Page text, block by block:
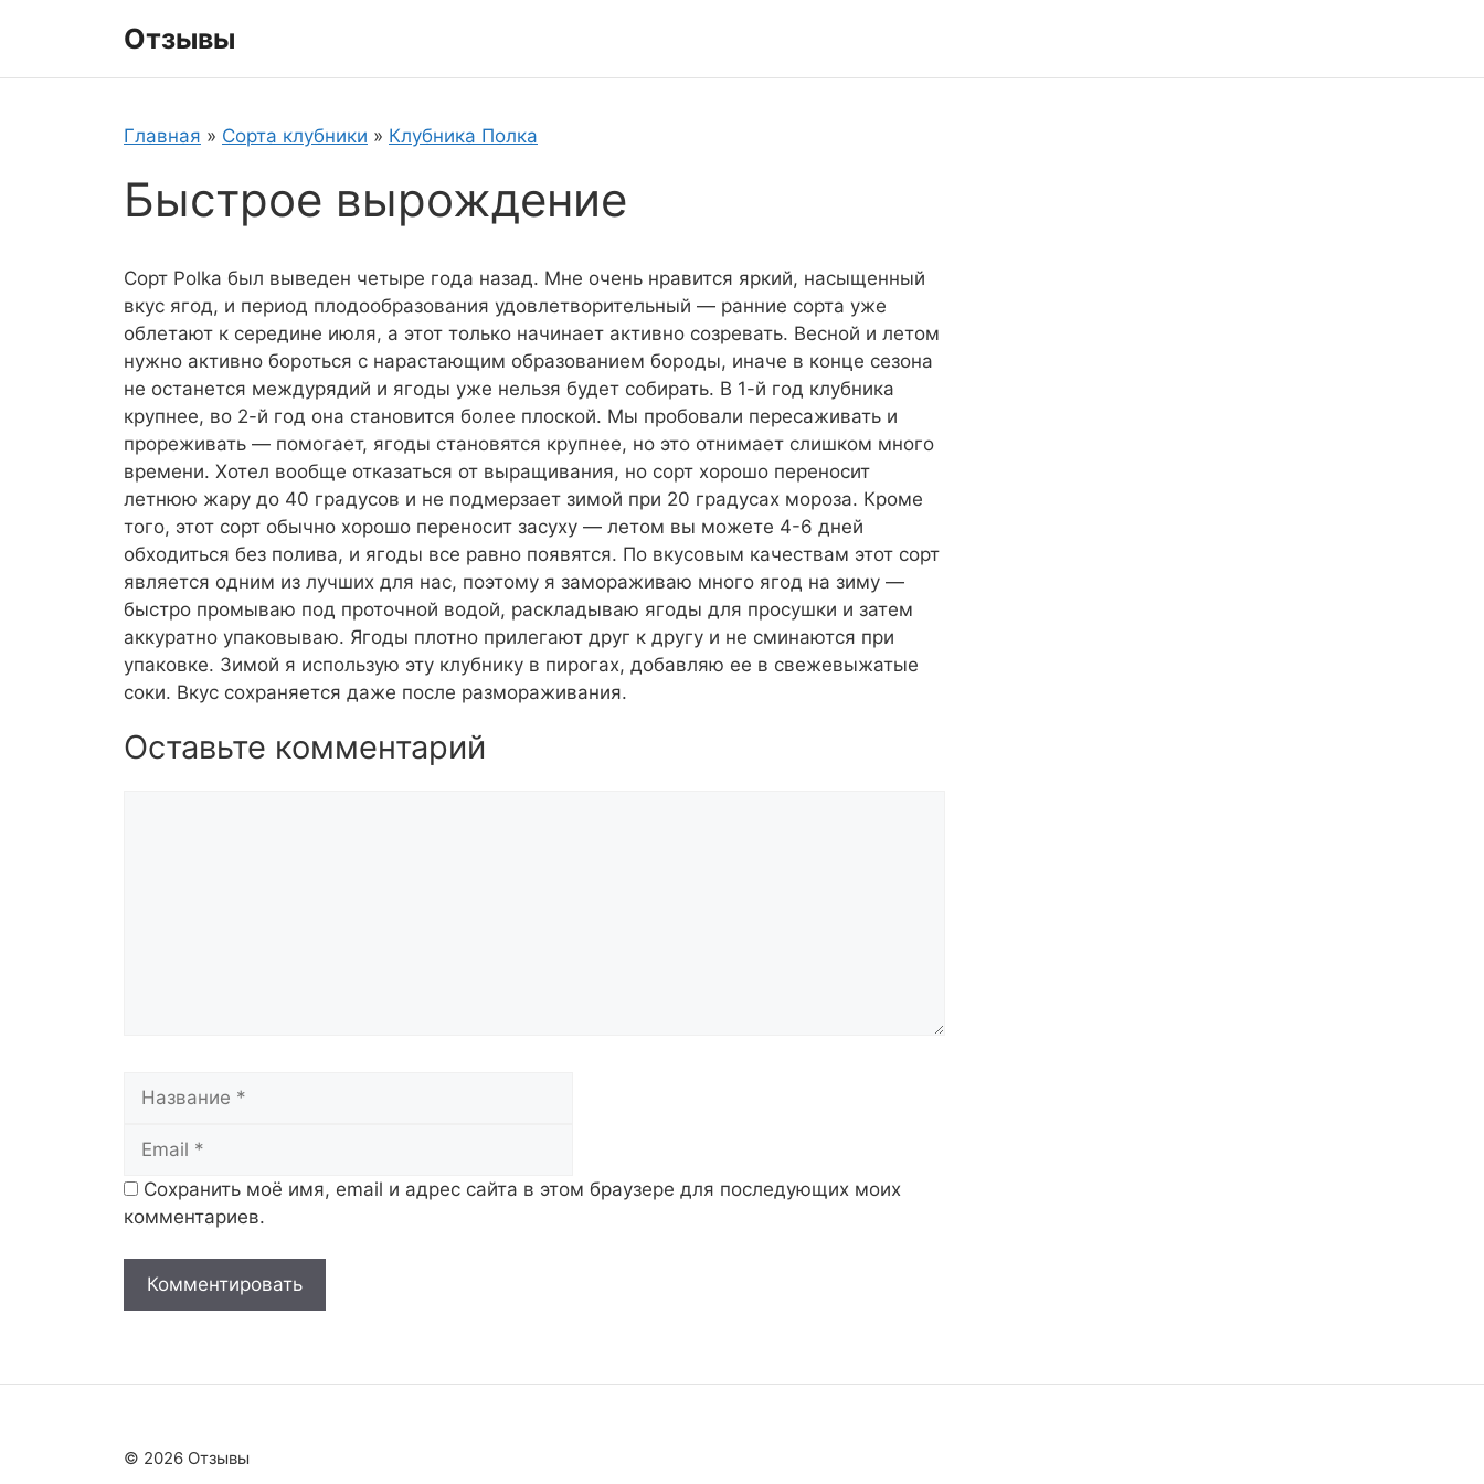
Отзывы
Главная » Сорта клубники » Клубника Полка
Быстрое вырождение
Сорт Polka был выведен четыре года назад. Мне очень нравится яркий, насыщенный
вкус ягод, и период плодообразования удовлетворительный — ранние сорта уже
облетают к середине июля, а этот только начинает активно созревать. Весной и летом
нужно активно бороться с нарастающим образованием бороды, иначе в конце сезона
не останется междурядий и ягоды уже нельзя будет собирать. В 1-й год клубника
крупнее, во 2-й год она становится более плоской. Мы пробовали пересаживать и
прореживать — помогает, ягоды становятся крупнее, но это отнимает слишком много
времени. Хотел вообще отказаться от выращивания, но сорт хорошо переносит
летнюю жару до 40 градусов и не подмерзает зимой при 20 градусах мороза. Кроме
того, этот сорт обычно хорошо переносит засуху — летом вы можете 4-6 дней
обходиться без полива, и ягоды все равно появятся. По вкусовым качествам этот сорт
является одним из лучших для нас, поэтому я замораживаю много ягод на зиму —
быстро промываю под проточной водой, раскладываю ягоды для просушки и затем
аккуратно упаковываю. Ягоды плотно прилегают друг к другу и не сминаются при
упаковке. Зимой я использую эту клубнику в пирогах, добавляю ее в свежевыжатые
соки. Вкус сохраняется даже после размораживания.
Оставьте комментарий
Сохранить моё имя, email и адрес сайта в этом браузере для последующих моих
комментариев.
© 2026 Отзывы